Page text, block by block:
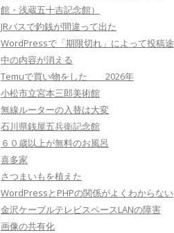
館・浅蔵五十吉記念館）
JRバスで釣銭が間違って出た
WordPressで「期限切れ」によって投稿途
中の内容が消える
Temuで買い物をした 2026年
小松市立宮本三郎美術館
無線ルーターの入替は大変
石川県銭屋五兵衛記念館
６０歳以上が無料のお風呂
喜多家
さつまいもを植えた
WordPressとPHPの関係がよくわからない
金沢ケーブルテレビスペースLANの障害
画像の共有化